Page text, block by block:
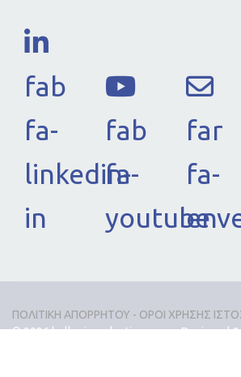
fab
fa-
linkedin-
in
fab
fa-
youtube
far
fa-
ΠΟΛΙΤΙΚΗ ΑΠΟΡΡΗΤΟΥ - ΟΡΟΙ ΧΡΗΣΗΣ
© 2026 hellenicevaluation.org.gr. Designed